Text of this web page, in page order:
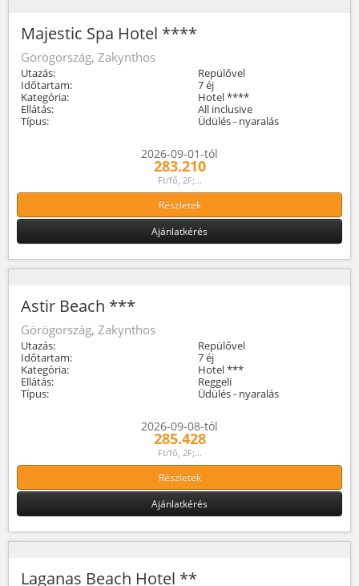
Majestic Spa Hotel ****
Görögország, Zakynthos
Utazás:
Repülővel
Időtartam:
7 éj
Kategória:
Hotel ****
Ellátás:
All inclusive
Típus:
Üdülés - nyaralás
2026-09-01-tól
283.210
Ft/fő, 2F;...
Részletek
Ajánlatkérés
Astir Beach ***
Görögország, Zakynthos
Utazás:
Repülővel
Időtartam:
7 éj
Kategória:
Hotel ***
Ellátás:
Reggeli
Típus:
Üdülés - nyaralás
2026-09-08-tól
285.428
Ft/fő, 2F;...
Részletek
Ajánlatkérés
Laganas Beach Hotel **